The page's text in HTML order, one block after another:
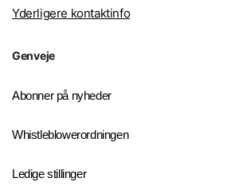
Yderligere kontaktinfo
Genveje
Abonner på nyheder
Whistleblowerordningen
Ledige stillinger